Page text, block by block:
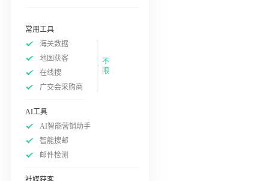
常用工具
海关数据
地图获客
在线搜
广交会采购商
不
限
AI工具
AI智能营销助手
智能搜邮
邮件检测